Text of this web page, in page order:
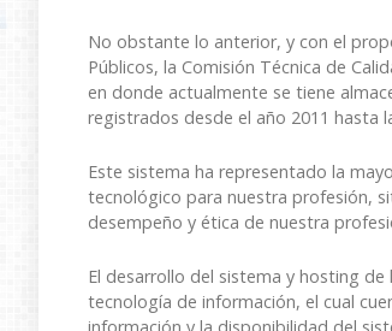
No obstante lo anterior, y con el
Públicos, la Comisión Técnica de
en donde actualmente se tiene
registrados desde el año 2011 hasta
Este sistema ha representado la
tecnológico para nuestra profesión,
desempeño y ética de nuestra
El desarrollo del sistema y hosting
tecnología de información, el cual